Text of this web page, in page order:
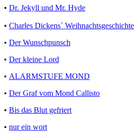
• Dr. Jekyll und Mr. Hyde
• Charles Dickens´ Weihnachtsgeschichte
• Der Wunschpunsch
• Der kleine Lord
• ALARMSTUFE MOND
• Der Graf vom Mond Callisto
• Bis das Blut gefriert
• nur ein wort